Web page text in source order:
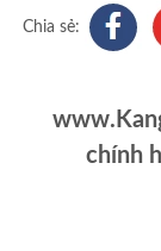
Chia sẻ:
chính